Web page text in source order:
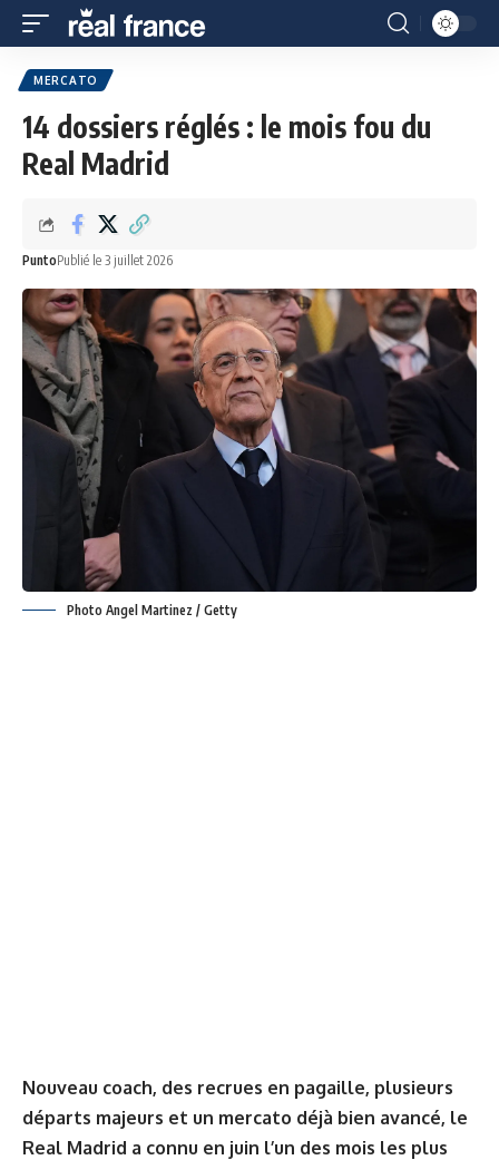
MERCATO
14 dossiers réglés : le mois fou du
Real Madrid
PuntoPublié le 3 juillet 2026
Photo Angel Martinez / Getty
Nouveau coach, des recrues en pagaille, plusieurs
départs majeurs et un mercato déjà bien avancé, le
Real Madrid a connu en juin l’un des mois les plus